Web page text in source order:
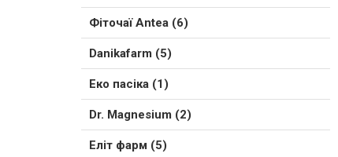
Фіточаї Antea (6)
Danikafarm (5)
Еко пасіка (1)
Dr. Magnesium (2)
Еліт фарм (5)